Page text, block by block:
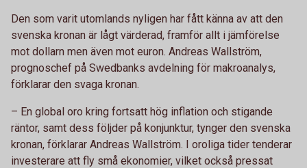
Den som varit utomlands nyligen har fått känna av att den
svenska kronan är lågt värderad, framför allt i jämförelse
mot dollarn men även mot euron. Andreas Wallström,
prognoschef på Swedbanks avdelning för makroanalys,
förklarar den svaga kronan.
– En global oro kring fortsatt hög inflation och stigande
räntor, samt dess följder på konjunktur, tynger den svenska
kronan, förklarar Andreas Wallström. I oroliga tider tenderar
investerare att fly små ekonomier, vilket också pressat